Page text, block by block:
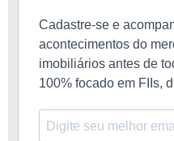
Cadastre-se e
acontecimentos do
imobiliários antes de
100% focado em FIIs,